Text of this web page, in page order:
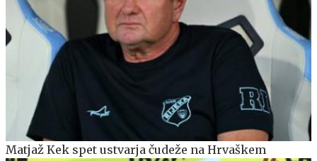
Matjaž Kek spet ustvarja čudeže na Hrvaškem